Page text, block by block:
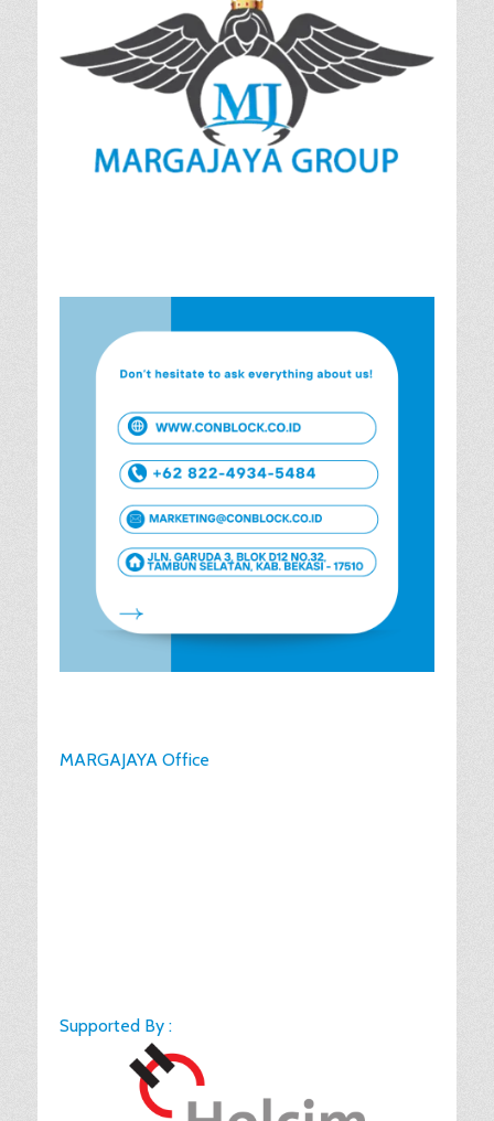
MARGAJAYA Office
Supported By :